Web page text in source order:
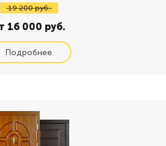
19 200 руб.
16 000 руб.